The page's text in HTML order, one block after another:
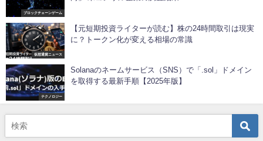
ブロックチェーンゲーム
仮想通貨ニュース
【元短期投資ライターが読む】株の24時間取引は現実
に？トークン化が変える相場の常識
テクノロジー
Solanaのネームサービス（SNS）で「.sol」ドメイン
を取得する最新手順【2025年版】